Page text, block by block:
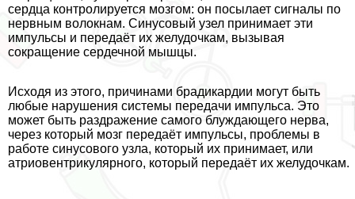
сердца контролируется мозгом: он посылает сигналы по
нервным волокнам. Синусовый узел принимает эти
импульсы и передаёт их желудочкам, вызывая
сокращение сердечной мышцы.
Исходя из этого, причинами брадикардии могут быть
любые нарушения системы передачи импульса. Это
может быть раздражение самого блуждающего нерва,
через который мозг передаёт импульсы, проблемы в
работе синусового узла, который их принимает, или
атриовентрикулярного, который передаёт их желудочкам.